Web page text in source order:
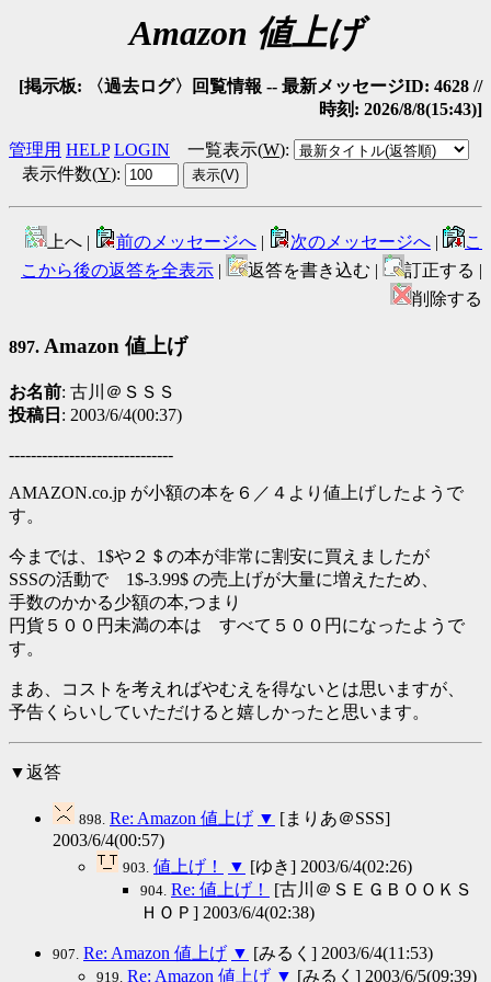
Amazon 値上げ
[掲示板: 〈過去ログ〉回覧情報 -- 最新メッセージID: 4628 //
時刻: 2026/8/8(15:43)]
管理用 HELP LOGIN 一覧表示(W):
表示件数(Y):
上へ | 前のメッセージへ | 次のメッセージへ |
こ
こから後の返答を全表示 | 返答を書き込む |
訂正する |
削除する
897. Amazon 値上げ
お名前: 古川＠ＳＳＳ
投稿日 : 2003/6/4(00:37)
------------------------------
AMAZON.co.jp が小額の本を６／４より値上げしたようで
す。
今までは、1$や２＄の本が非常に割安に買えましたが
SSSの活動で 1$-3.99$ の売上げが大量に増えたため、
手数のかかる少額の本,つまり
円貨５００円未満の本は すべて５００円になったようで
す。
まあ、コストを考えればやむえを得ないとは思いますが、
予告くらいしていただけると嬉しかったと思います。
▼返答
898. Re: Amazon 値上げ ▼ [まりあ＠SSS]
2003/6/4(00:57)
903. 値上げ！ ▼ [ゆき] 2003/6/4(02:26)
904. Re: 値上げ！
[古川＠ＳＥＧＢＯＯＫＳ
ＨＯＰ] 2003/6/4(02:38)
907. Re: Amazon 値上げ ▼ [みるく] 2003/6/4(11:53)
919. Re: Amazon 値上げ ▼ [みるく] 2003/6/5(09:39)